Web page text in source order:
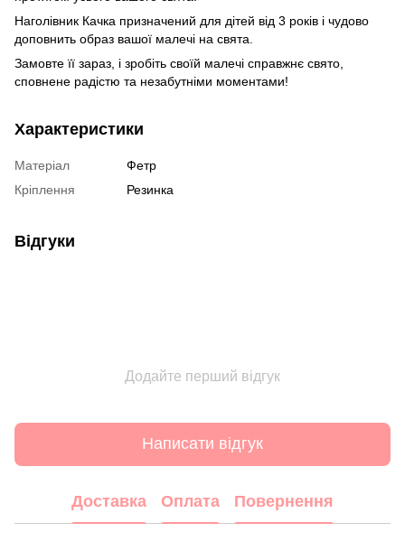
Наголівник Качка призначений для дітей від 3 років і чудово
доповнить образ вашої малечі на свята.
Замовте її зараз, і зробіть своїй малечі справжнє свято,
сповнене радістю та незабутніми моментами!
Характеристики
Матеріал
Фетр
Кріплення
Резинка
Відгуки
Додайте перший відгук
Написати відгук
Доставка Оплата Повернення